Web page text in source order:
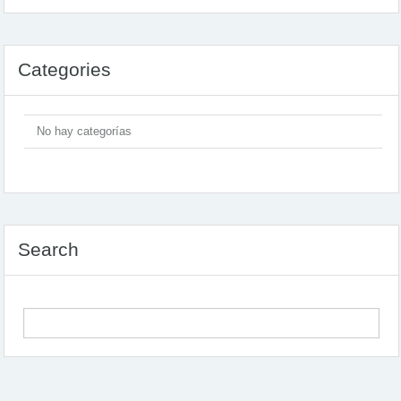
Categories
No hay categorías
Search